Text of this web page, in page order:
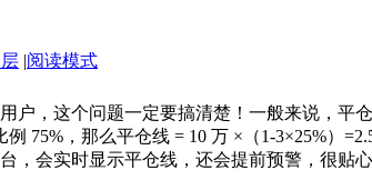
|阅读模式
户，这个问题一定要搞清楚！一般来说，平
75%，那么平仓线 = 10 万 ×（1-3×25%）
，会实时显示平仓线，还会提前预警，很贴